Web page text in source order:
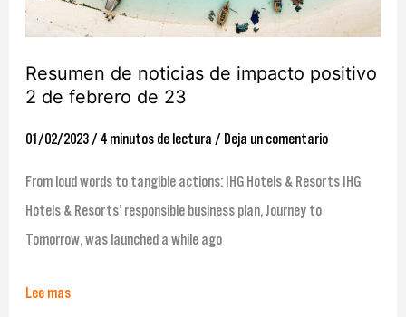
Resumen de noticias de impacto positivo
2 de febrero de 23
01/02/2023 /4 minutos de lectura / Deja un comentario
From loud words to tangible actions: IHG Hotels & Resorts IHG
Hotels & Resorts’ responsible business plan, Journey to
Tomorrow, was launched a while ago
2
de
febrero
de
Lee mas